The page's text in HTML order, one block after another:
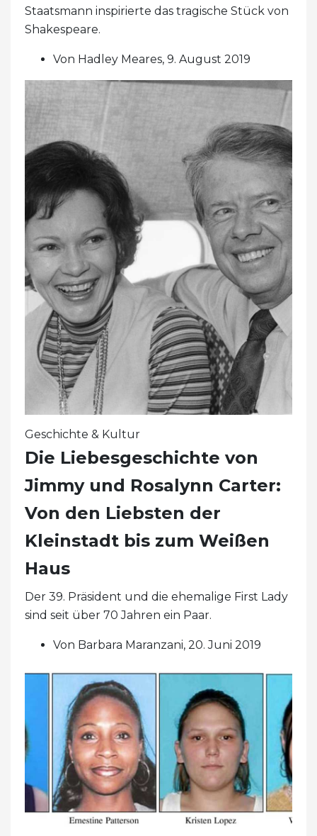
Staatsmann inspirierte das tragische Stück von
Shakespeare.
Von Hadley Meares, 9. August 2019
Geschichte & Kultur
Die Liebesgeschichte von
Jimmy und Rosalynn Carter:
Von den Liebsten der
Kleinstadt bis zum Weißen
Haus
Der 39. Präsident und die ehemalige First Lady
sind seit über 70 Jahren ein Paar.
Von Barbara Maranzani, 20. Juni 2019